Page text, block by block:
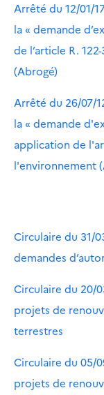
Arrêté du 12/01/
la « demande
de l’article R.
(Abrogé)
Arrêté du 26/07/
la « demande
application de
l'environnement
Circulaire du 31/
demandes
Circulaire du 20/
projets de
terrestres
Circulaire du 05/
projets de